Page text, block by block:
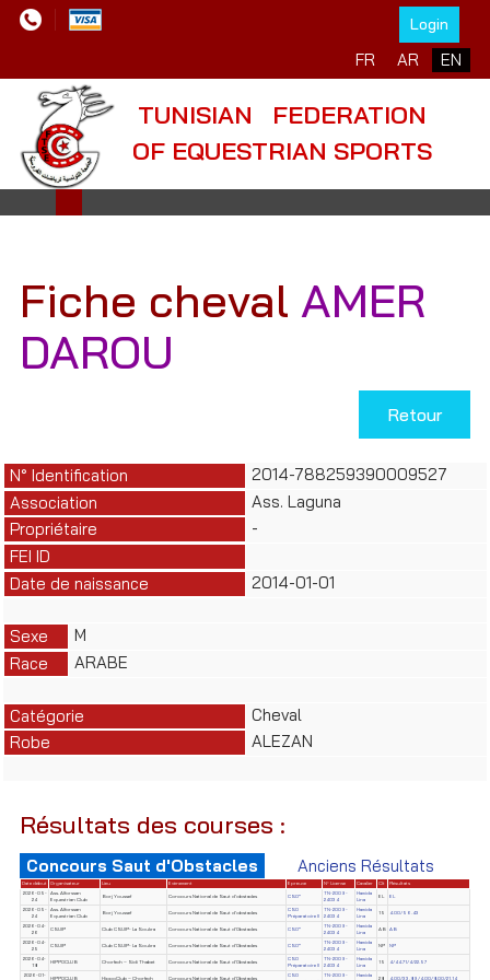
Login
Select your language
FR AR EN
TUNISIAN FEDERATION
OF EQUESTRIAN SPORTS
Fiche cheval AMER
DAROU
Retour
N° Identification
2014-788259390009527
Association
Ass. Laguna
Propriétaire
-
FEI ID
Date de naissance
2014-01-01
Sexe
M
Race
ARABE
Catégorie
Cheval
Robe
ALEZAN
Résultats des courses :
Concours Saut d'Obstacles Anciens Résultats
Date début Organisateur Lieu Evènement Epreuve N° License Cavalier Clt
Résultats
2026-05-
24
Ass. Alforssan
Equestrian Club
Borj Youssef Concours National de Saut d'obstacles CSO*
TN-2009-
24034
Hamida
Lina
EL EL
2026-05-
24
Ass. Alforssan
Equestrian Club
Borj Youssef Concours National de Saut d'obstacles
CSO
Préparatoire II
TN-2009-
24034
Hamida
Lina
15 4.00/56.43
2026-04-
26
CSUIP Club CSUIP- La Soukra Concours National de Saut d'Obstacles CSO*
TN-2009-
24034
Hamida
Lina
AB AB
2026-04-
25
CSUIP Club CSUIP- La Soukra Concours National de Saut d'Obstacles CSO*
TN-2009-
24034
Hamida
Lina
NP NP
2026-04-
18
HIPPOCLUB Chorfech – Sidi Thabet Concours National de Saut d'Obstacles
CSO
Préparatoire II
TN-2009-
24034
Hamida
Lina
15 4/44.71/4/22.57
2026-01-
HIPPOCLUB HippoClub – Chorfech Concours National de Saut d'Obstacles
CSO
TN-2009-
Hamida
28 4.00/33.89/4.00/8.00/21.14